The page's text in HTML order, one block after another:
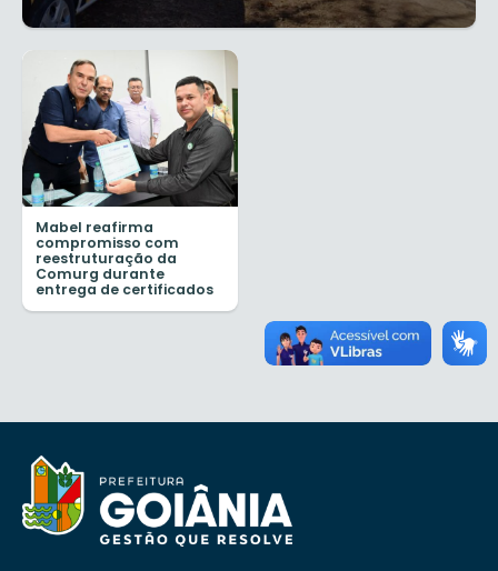
Mabel reafirma
compromisso com
reestruturação da
Comurg durante
entrega de certificados